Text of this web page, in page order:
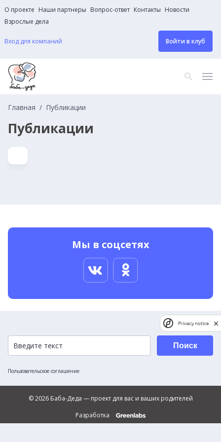
О проекте Наши партнеры Вопрос-ответ Контакты Новости
Взрослые дела
Вход для компаний Войти в клуб
Главная Публикации
Публикации
Мы в соцсетях
Пользовательское соглашение
Поиск
© 2026 Баба-Деда — проект для вас и ваших родителей
Разработка
Privacy notice